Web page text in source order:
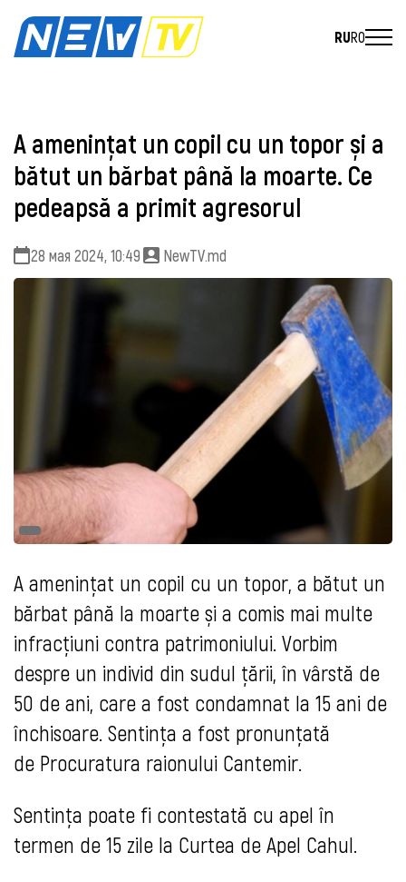
RURO
A amenințat un copil cu un topor și a
bătut un bărbat până la moarte. Ce
pedeapsă a primit agresorul
28 мая 2024, 10:49 NewTV.md
A amenințat un copil cu un topor, a bătut un
bărbat până la moarte și a comis mai multe
infracțiuni contra patrimoniului. Vorbim
despre un individ din sudul țării, în vârstă de
50 de ani, care a fost condamnat la 15 ani de
închisoare. Sentința a fost pronunțată
de Procuratura raionului Cantemir.
Sentința poate fi contestată cu apel în
termen de 15 zile la Curtea de Apel Cahul.